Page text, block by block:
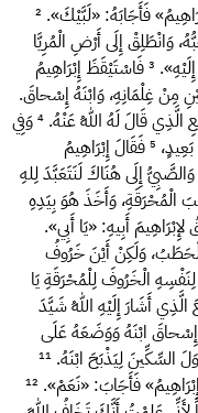
فَأَجَابَهُ: «لَبَّيْكَ». ²
وَانْطَلِقْ إِلَى أَرْضِ الْمُرِيَّا
³فَاسْتَيْقَظَ إِبْرَاهِيمُ
مِنْ غِلْمَانِهِ، وَابْنَهُ إِسْحاقَ.
قَالَ لَهُ اللهُ عَنْهُ. ⁴وَفِي
⁵فَقَالَ إِبْرَاهِيمُ
إِلَى هُنَاكَ لَنَتَعَبَّدَ لِلهِ
وَأَخَذَ هُوَ بِيَدِهِ
أَبِيهِ: «يَا أَبِي».
وَلَكِنْ أَيْنَ خَرُوفُ
لِنَفْسِهِ الْخَرُوفَ لِلْمُحْرَقَةِ يَا
الَّذِي أَشَارَ إِلَيْهِ اللهُ شَيَّدَ
إِسْحاقَ ابْنَهُ وَوَضَعَهُ عَلَى
السِّكِّينَ لِيَذْبَحَ ابْنَهُ. ¹¹
فَأَجَابَ: «نَعَمْ». ¹²